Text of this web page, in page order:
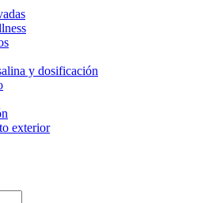
y dosificación
exterior